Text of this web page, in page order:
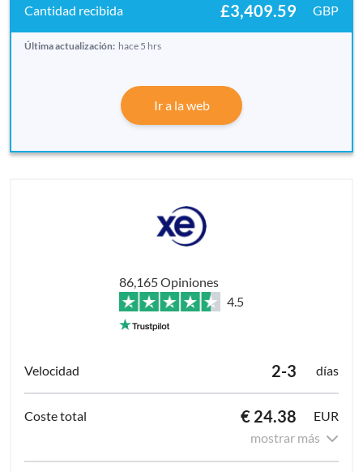
£3,409.59 GBP
Última actualización: hace 5 hrs
Ir a la web
86,165 Opiniones
4.5
2-3 días
€ 24.38
EUR
mostrar más